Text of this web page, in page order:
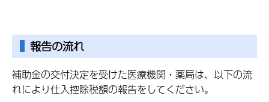
報告の流れ
補助金の交付決定を受けた医療機関・薬局は、以下の流
れにより仕入控除税額の報告をしてください。